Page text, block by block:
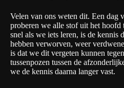
Velen van ons weten dit. Een dag
proberen we alle stof uit het hoofd
snel als we iets leren, is de kennis
hebben verworven, weer
is dat we dit vergeten kunnen
tussenpozen tussen de
we de kennis daarna langer vast.